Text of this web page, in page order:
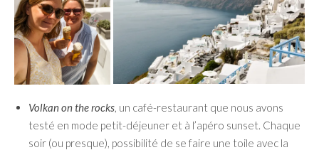
Volkan on the rocks, un café-restaurant que nous avons
testé en mode petit-déjeuner et à l’apéro sunset. Chaque
soir (ou presque), possibilité de se faire une toile avec la